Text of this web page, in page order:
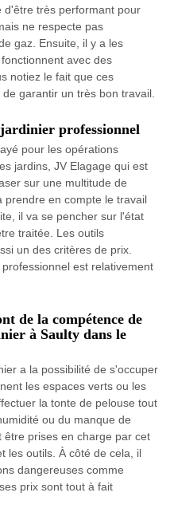
d'être très performant pour
ne respecte pas
gaz. Ensuite, il y a les
avec des
notiez le fait que ces
garantir un très bon travail.
professionnel
pour les opérations
jardins, JV Elagage qui est
sur une multitude de
prendre en compte le travail
il va se pencher sur l'état
traitée. Les outils
un des critères de prix.
est relativement
de la compétence de
à Saulty dans le
a la possibilité de s'occuper
les espaces verts ou les
la tonte de pelouse tout
ou du manque de
être prises en charge par cet
les outils. À côté de cela, il
dangereuses comme
prix sont tout à fait